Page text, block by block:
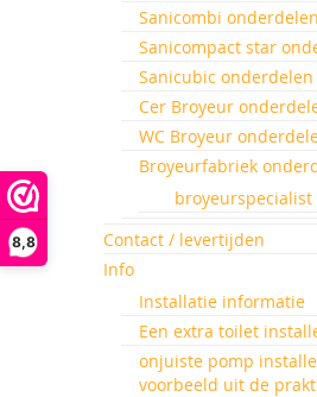
8,8
Sanicombi onderdelen
Sanicompact star
Sanicubic onderdelen
Cer Broyeur
WC Broyeur
Broyeurfabriek
broyeurspecialist
Contact / levertijden
Info
Installatie informatie
Een extra toilet
onjuiste pomp
voorbeeld uit de